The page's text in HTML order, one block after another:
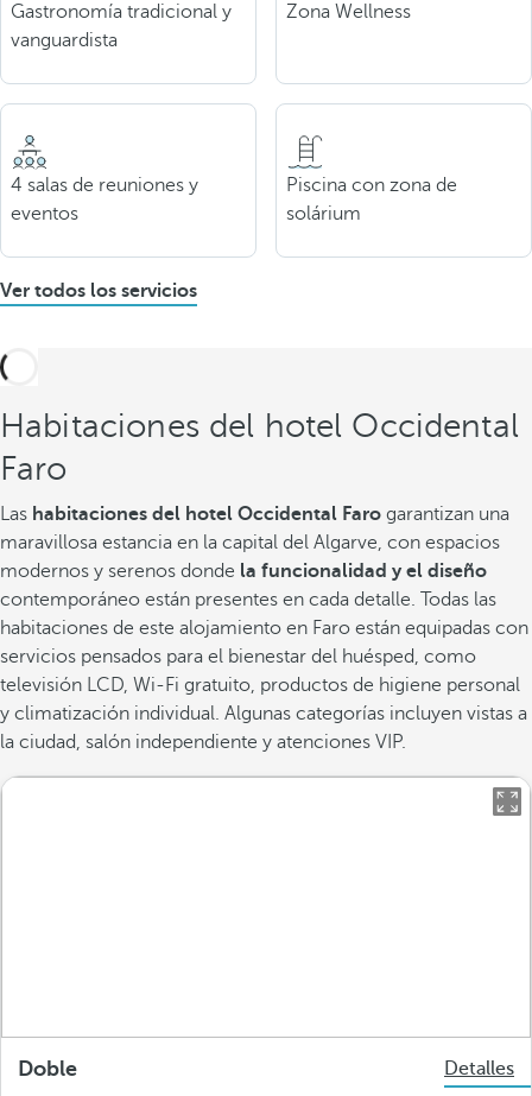
Gastronomía tradicional y
vanguardista
Zona Wellness
4 salas de reuniones y
eventos
Piscina con zona de
solárium
Ver todos los servicios
Habitaciones del hotel Occidental
Faro
Las habitaciones del hotel Occidental Faro garantizan una
maravillosa estancia en la capital del Algarve, con espacios
modernos y serenos donde la funcionalidad y el diseño
contemporáneo están presentes en cada detalle. Todas las
habitaciones de este alojamiento en Faro están equipadas con
servicios pensados para el bienestar del huésped, como
televisión LCD, Wi-Fi gratuito, productos de higiene personal
y climatización individual. Algunas categorías incluyen vistas a
la ciudad, salón independiente y atenciones VIP.
Doble Detalles